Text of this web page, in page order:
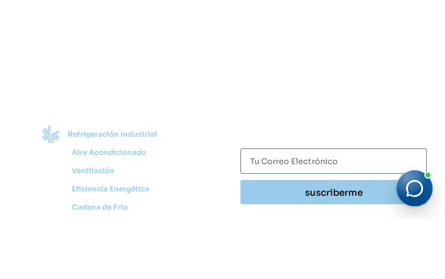
Refrigeración Industrial
Aire Acondicionado
Ventilación
Eficiencia Energética
Cadena de Frio
suscriberme